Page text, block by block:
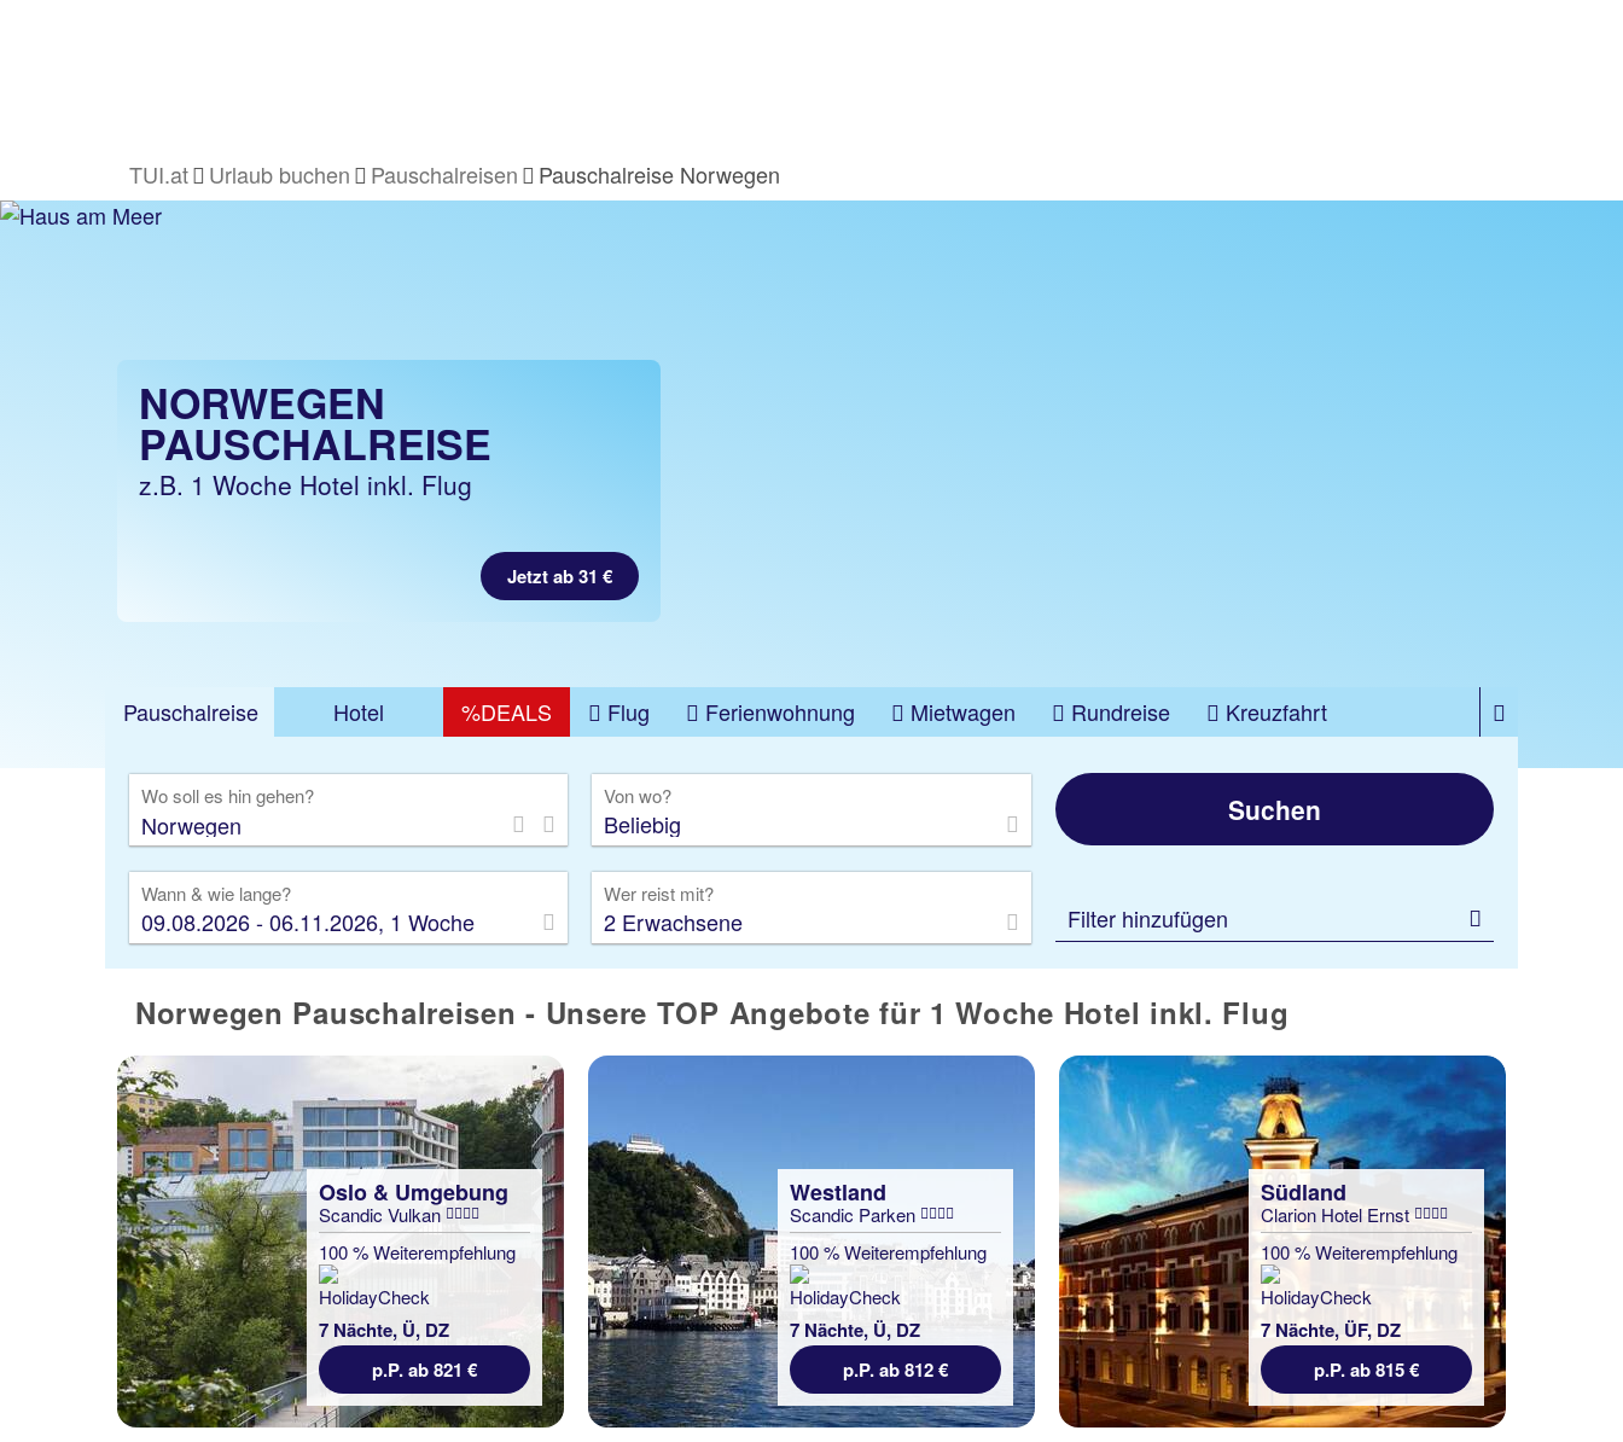
TUI.at Urlaub buchen Pauschalreisen Pauschalreise Norwegen
NORWEGEN
PAUSCHALREISE
z.B. 1 Woche Hotel inkl. Flug
Jetzt ab 31 €
Pauschalreise Hotel %DEALS Flug Ferienwohnung Mietwagen Rundreise
Kreuzfahrt
Wo soll es hin gehen? Von wo?
Beliebig
Wann & wie lange?
09.08.2026 - 06.11.2026, 1 Woche
Wer reist mit?
2 Erwachsene
Suchen
Filter hinzufügen
Norwegen Pauschalreisen - Unsere TOP Angebote für 1 Woche Hotel inkl. Flug
Oslo & Umgebung
Scandic Vulkan
100 % Weiterempfehlung
7 Nächte, Ü, DZ
p.P. ab 821 €
Westland
Scandic Parken
100 % Weiterempfehlung
7 Nächte, Ü, DZ
p.P. ab 812 €
Südland
Clarion Hotel Ernst
100 % Weiterempfehlung
7 Nächte, ÜF, DZ
p.P. ab 815 €